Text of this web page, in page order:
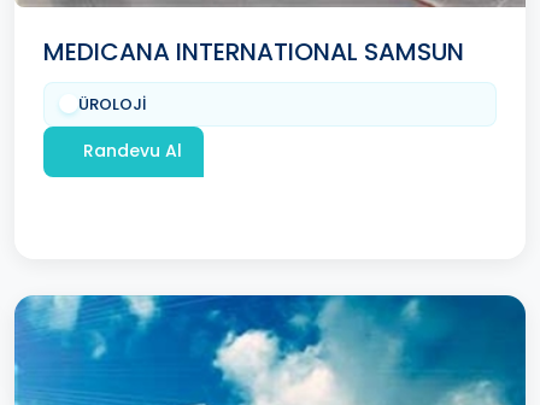
MEDICANA INTERNATIONAL SAMSUN
ÜROLOJİ
Randevu Al